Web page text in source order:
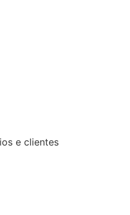
e clientes